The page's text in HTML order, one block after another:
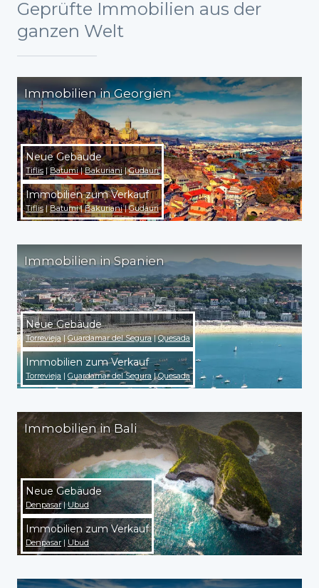
Geprüfte Immobilien aus der
ganzen Welt
Immobilien in Georgien
Neue Gebäude
Tiflis|Batumi|Bakuriani|Gudauri
Immobilien zum Verkauf
Tiflis|Batumi|Bakuriani|Gudauri
Immobilien in Spanien
Neue Gebäude
Torrevieja|Guardamar del Segura|Quesada
Immobilien zum Verkauf
Torrevieja | Guardamar del Segura |Quesada
Immobilien in Bali
Neue Gebäude
Denpasar|Ubud
Immobilien zum Verkauf
Denpasar| Ubud